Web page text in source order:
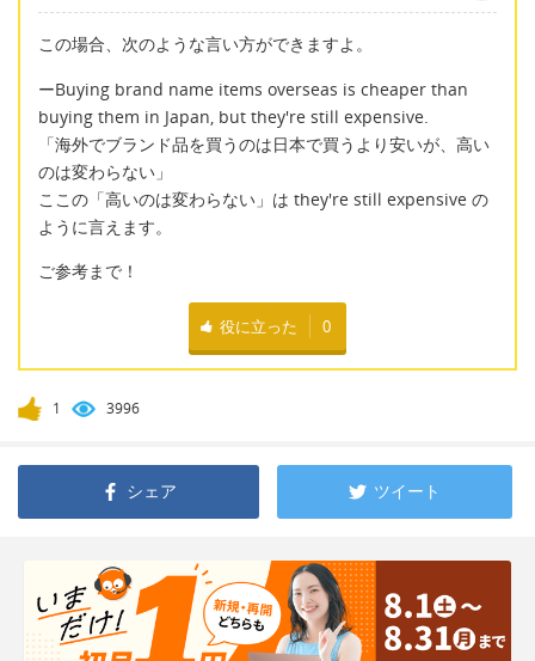
この場合、次のような言い方ができますよ。
ーBuying brand name items overseas is cheaper than
buying them in Japan, but they're still expensive.
「海外でブランド品を買うのは日本で買うより安いが、高い
のは変わらない」
ここの「高いのは変わらない」は they're still expensive の
ように言えます。
ご参考まで！
役に立った 0
1 3996
シェア ツイート